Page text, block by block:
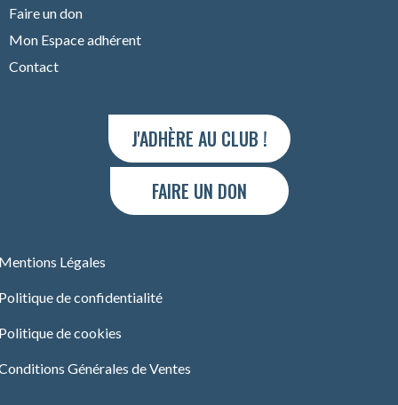
Faire un don
Mon Espace adhérent
Contact
J'ADHÈRE AU CLUB !
FAIRE UN DON
Légales
de confidentialité
de cookies
Générales de Ventes